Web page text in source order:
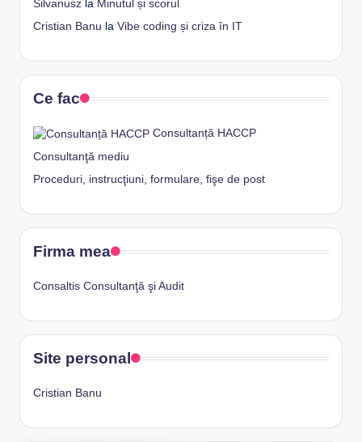
Silvanusz la Minutul și scorul
Cristian Banu la Vibe coding și criza în IT
Ce fac
Consultanță HACCP
Consultanţă mediu
Proceduri, instrucţiuni, formulare, fişe de post
Firma mea
Consaltis Consultanţă şi Audit
Site personal
Cristian Banu